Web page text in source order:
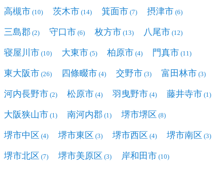
高槻市 (10) 茨木市 (14) 箕面市 (7) 摂津市 (6)
三島郡 (2) 守口市 (6) 枚方市 (13) 八尾市 (12)
寝屋川市 (10) 大東市 (5) 柏原市 (4) 門真市 (11)
東大阪市 (26) 四條畷市 (4) 交野市 (3) 富田林市 (3)
河内長野市 (2) 松原市 (4) 羽曳野市 (4) 藤井寺市 (1)
大阪狭山市 (1) 南河内郡 (1) 堺市堺区 (8)
堺市中区 (4) 堺市東区 (3) 堺市西区 (4) 堺市南区 (3)
堺市北区 (7) 堺市美原区 (3) 岸和田市 (10)